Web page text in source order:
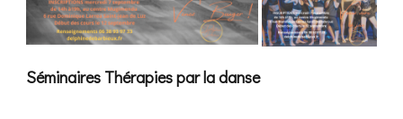
Séminaires Thérapies par la danse